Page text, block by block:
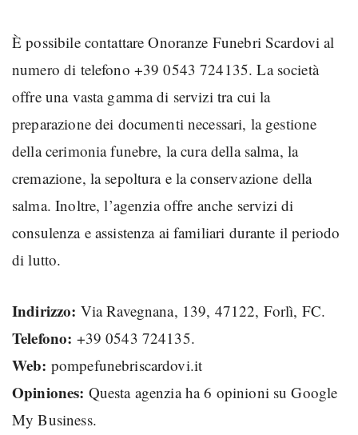
È possibile contattare Onoranze Funebri Scardovi al
numero di telefono +39 0543 724135. La società
offre una vasta gamma di servizi tra cui la
preparazione dei documenti necessari, la gestione
della cerimonia funebre, la cura della salma, la
cremazione, la sepoltura e la conservazione della
salma. Inoltre, l’agenzia offre anche servizi di
consulenza e assistenza ai familiari durante il periodo
di lutto.
Indirizzo: Via Ravegnana, 139, 47122, Forlì, FC.
Telefono: +39 0543 724135.
Web: pompefunebriscardovi.it
Opiniones: Questa agenzia ha 6 opinioni su Google
My Business.